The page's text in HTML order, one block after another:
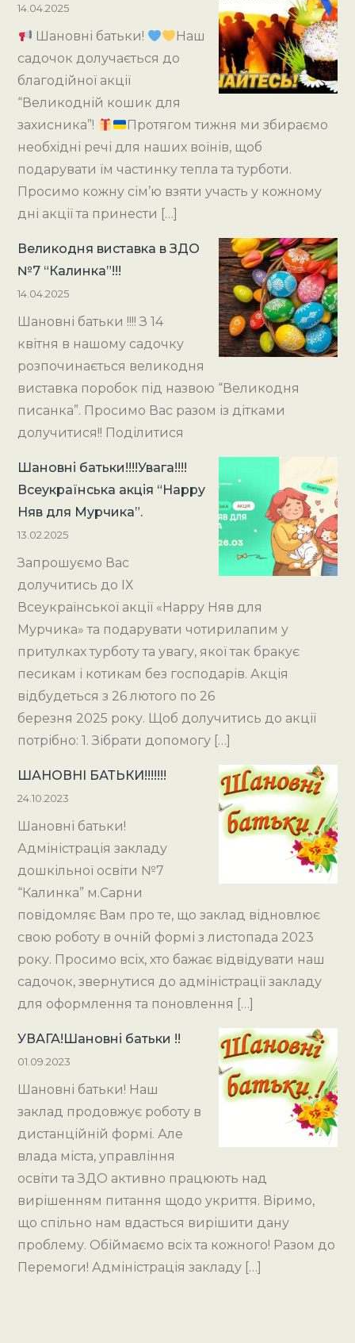
14.04.2025
Шановні батьки!
Наш
садочок долучається до
благодійної акції
“Великодній кошик для
захисника”!
Протягом тижня ми збираємо
необхідні речі для наших воїнів, щоб
подарувати їм частинку тепла та турботи.
Просимо кожну сім’ю взяти участь у кожному
дні акції та принести […]
Великодня виставка в ЗДО
№7 “Калинка”!!!
14.04.2025
Шановні батьки !!!! З 14
квітня в нашому садочку
розпочинається великодня
виставка поробок під назвою “Великодня
писанка”. Просимо Вас разом із дітками
долучитися!! Поділитися
Шановні батьки!!!!Увага!!!!
Всеукраїнська акція “Happy
Няв для Мурчика”.
13.02.2025
Запрошуємо Вас
долучитись до ІХ
Всеукраїнської акції «Happy Няв для
Мурчика» та подарувати чотирилапим у
притулках турботу та увагу, якої так бракує
песикам і котикам без господарів. Акція
відбудеться з 26 лютого по 26
березня 2025 року. Щоб долучитись до акції
потрібно: 1. Зібрати допомогу […]
ШАНОВНІ БАТЬКИ!!!!!!!
24.10.2023
Шановні батьки!
Адміністрація закладу
дошкільної освіти №7
“Калинка” м.Сарни
повідомляє Вам про те, що заклад відновлює
свою роботу в очній формі з листопада 2023
року. Просимо всіх, хто бажає відвідувати наш
садочок, звернутися до адміністрації закладу
для оформлення та поновлення […]
УВАГА!Шановні батьки !!
01.09.2023
Шановні батьки! Наш
заклад продовжує роботу в
дистанційній формі. Але
влада міста, управління
освіти та ЗДО активно працюють над
вирішенням питання щодо укриття. Віримо,
що спільно нам вдасться вирішити дану
проблему. Обіймаємо всіх та кожного! Разом до
Перемоги! Адміністрація закладу […]